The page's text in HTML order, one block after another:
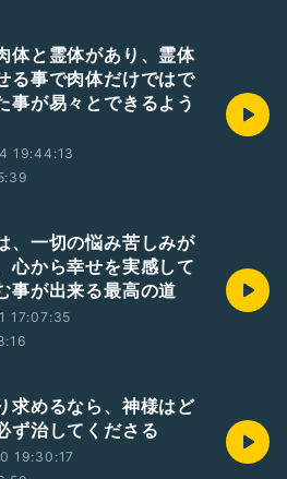
体と霊体があり、霊体
る事で肉体だけではで
事が易々とできるよう
19:44:13
、一切の悩み苦しみが
心から幸せを実感して
事が出来る最高の道
17:07:35
求めるなら、神様はど
ず治してくださる
19:30:17